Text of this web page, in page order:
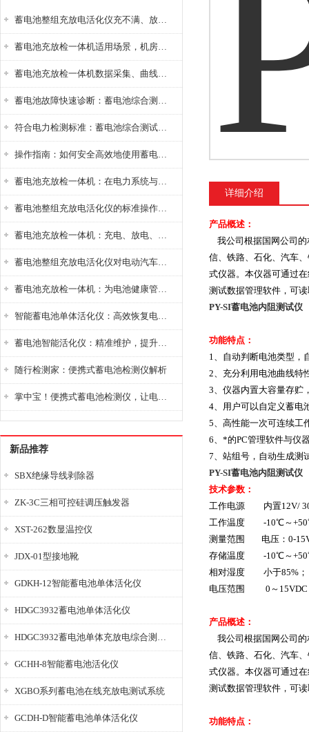
蓄电池整组充放电活化仪充不满、放不完怎么办？
蓄电池充放检一体机适用场景，机房基站变电站铅酸蓄电池维护检测应用
蓄电池充放检一体机数据采集、曲线分析与电池健康状态智能评估功能详解
蓄电池故障快速诊断：蓄电池综合测试仪判断落后电池的方法与标准
符合电力检测标准：蓄电池综合测试仪测试规范与精度校准方法详解
操作指南：如何安全高效地使用蓄电池智能活化仪？
蓄电池充放检一体机：在电力系统与储能设备中的创新应用，确保蓄电池性能与可靠性
蓄电池整组充放电活化仪的标准操作流程：从接线设置到充放电参数设定的安全规范
蓄电池充放检一体机：充电、放电、检测三功能集成设备
蓄电池整组充放电活化仪对电动汽车电池有帮助吗？
蓄电池充放检一体机：为电池健康管理提供一站式解决方案
智能蓄电池单体活化仪：高效恢复电池性能，延长蓄电池使用寿命
蓄电池智能活化仪：精准维护，提升电池健康状态
随行检测家：便携式蓄电池检测仪解析
掌中宝！便携式蓄电池检测仪，让电池检测变得简单又快捷！
新品推荐
SBX绝缘导线剥除器
ZK-3C三相可控硅调压触发器
XST-262数显温控仪
JDX-01型接地靴
GDKH-12智能蓄电池单体活化仪
HDGC3932蓄电池单体活化仪
HDGC3932蓄电池单体充放电综合测试仪
GCHH-8智能蓄电池活化仪
XGBO系列蓄电池在线充放电测试系统
GCDH-D智能蓄电池单体活化仪
详细介绍
产品概述：
我公司根据国网公司的
信、铁路、石化、汽车
式仪器。本仪器可通过
测试数据管理软件，可
PY-SI蓄电池内阻测试仪
功能特点：
1、自动判断电池类型，
2、充分利用电池曲线特
3、仪器内置大容量存贮
4、用户可以自定义蓄电
5、高性能一次可连续工
6、*的PC管理软件与仪
7、站组号，自动生成测
PY-SI蓄电池内阻测试仪
技术参数：
工作电源 内置12V/
工作温度 -10℃～
测量范围 电压：0-
存储温度 -10℃～
相对湿度 小于85%；
电压范围 0～15VDC
产品概述：
我公司根据国网公司的
信、铁路、石化、汽车
式仪器。本仪器可通过
测试数据管理软件，可
功能特点：